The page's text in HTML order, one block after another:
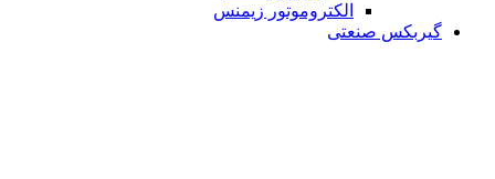
الکتروموتور زیمنس
گیربکس صنعتی